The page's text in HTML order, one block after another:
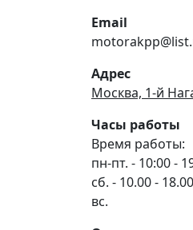
Email
Адрес
Москва, 1-й
Часы работы
Время работы:
пн-пт. - 10:00 -
сб. - 10.00 - 18.00
вс.